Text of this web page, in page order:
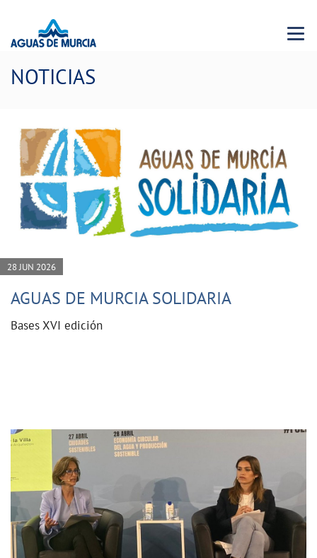
Menu
NOTICIAS
28 JUN 2026
AGUAS DE MURCIA SOLIDARIA
Bases XVI edición